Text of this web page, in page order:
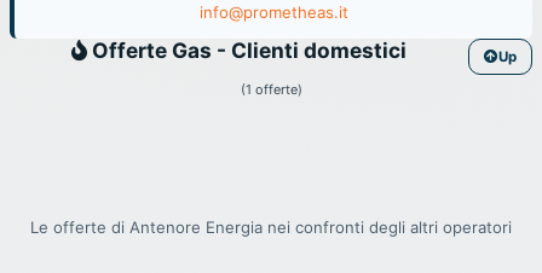
info@prometheas.it
Gas
Offerte Gas - Clienti domestici
Up
(1 offerte)
Le offerte di Antenore Energia nei confronti degli altri operatori